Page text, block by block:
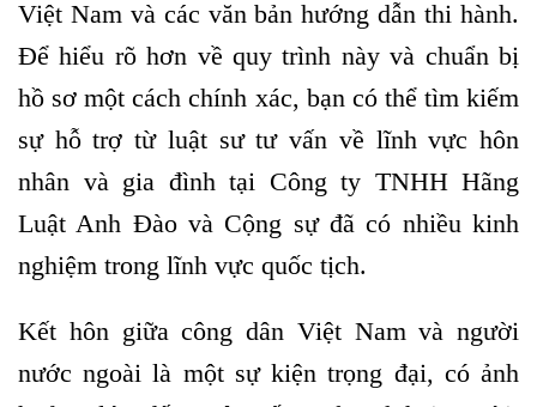
Việt Nam và các văn bản hướng dẫn thi hành.
Để hiểu rõ hơn về quy trình này và chuẩn bị
hồ sơ một cách chính xác, bạn có thể tìm kiếm
sự hỗ trợ từ luật sư tư vấn về lĩnh vực hôn
nhân và gia đình tại Công ty TNHH Hãng
Luật Anh Đào và Cộng sự đã có nhiều kinh
nghiệm trong lĩnh vực quốc tịch.
Kết hôn giữa công dân Việt Nam và người
nước ngoài là một sự kiện trọng đại, có ảnh